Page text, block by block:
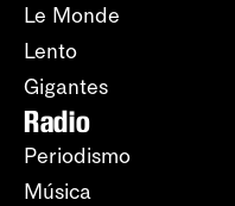
Le Monde
Lento
Gigantes
Radio
Periodismo
Música